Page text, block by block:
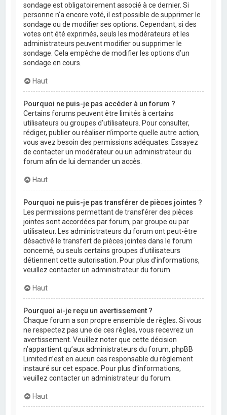
sondage est obligatoirement associé à ce dernier. Si
personne n’a encore voté, il est possible de supprimer le
sondage ou de modifier ses options. Cependant, si des
votes ont été exprimés, seuls les modérateurs et les
administrateurs peuvent modifier ou supprimer le
sondage. Cela empêche de modifier les options d’un
sondage en cours.
Haut
Pourquoi ne puis-je pas accéder à un forum ?
Certains forums peuvent être limités à certains
utilisateurs ou groupes d’utilisateurs. Pour consulter,
rédiger, publier ou réaliser n’importe quelle autre action,
vous avez besoin des permissions adéquates. Essayez
de contacter un modérateur ou un administrateur du
forum afin de lui demander un accès.
Haut
Pourquoi ne puis-je pas transférer de pièces jointes ?
Les permissions permettant de transférer des pièces
jointes sont accordées par forum, par groupe ou par
utilisateur. Les administrateurs du forum ont peut-être
désactivé le transfert de pièces jointes dans le forum
concerné, ou seuls certains groupes d’utilisateurs
détiennent cette autorisation. Pour plus d’informations,
veuillez contacter un administrateur du forum.
Haut
Pourquoi ai-je reçu un avertissement ?
Chaque forum a son propre ensemble de règles. Si vous
ne respectez pas une de ces règles, vous recevrez un
avertissement. Veuillez noter que cette décision
n’appartient qu’aux administrateurs du forum, phpBB
Limited n’est en aucun cas responsable du règlement
instauré sur cet espace. Pour plus d’informations,
veuillez contacter un administrateur du forum.
Haut